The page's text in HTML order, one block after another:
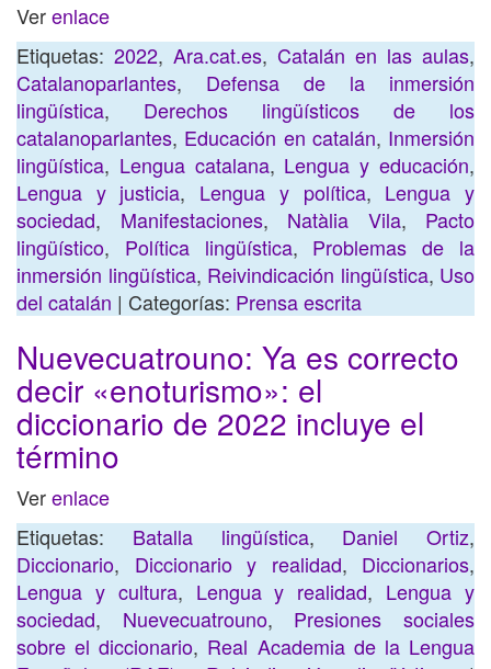
Verenlace
Etiquetas: 2022, Ara.cat.es, Catalán en las aulas,
Catalanoparlantes, Defensa de la inmersión
lingüística, Derechos lingüísticos de los
catalanoparlantes, Educación en catalán, Inmersión
lingüística, Lengua catalana, Lengua y educación,
Lengua y justicia, Lengua y política, Lengua y
sociedad, Manifestaciones, Natàlia Vila, Pacto
lingüístico, Política lingüística, Problemas de la
inmersión lingüística, Reivindicación lingüística, Uso
del catalán | Categorías: Prensa escrita
Nuevecuatrouno: Ya es correcto
decir «enoturismo»: el
diccionario de 2022 incluye el
término
Verenlace
Etiquetas: Batalla lingüística, Daniel Ortiz,
Diccionario, Diccionario y realidad, Diccionarios,
Lengua y cultura, Lengua y realidad, Lengua y
sociedad, Nuevecuatrouno, Presiones sociales
sobre el diccionario, Real Academia de la Lengua